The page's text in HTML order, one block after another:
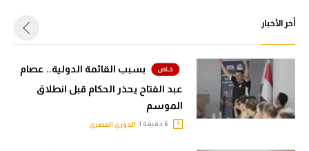
أخر الأخبار
بسبب القائمة الدولية.. عصام
عبد الفتاح يحذر الحكام قبل انطلاق
الموسم
الدوري المصري